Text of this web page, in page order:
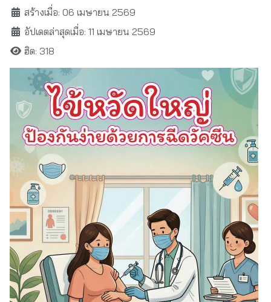
สร้างเมื่อ: 06 เมษายน 2569
อัปเดตล่าสุดเมื่อ: 11 เมษายน 2569
ฮิต: 318